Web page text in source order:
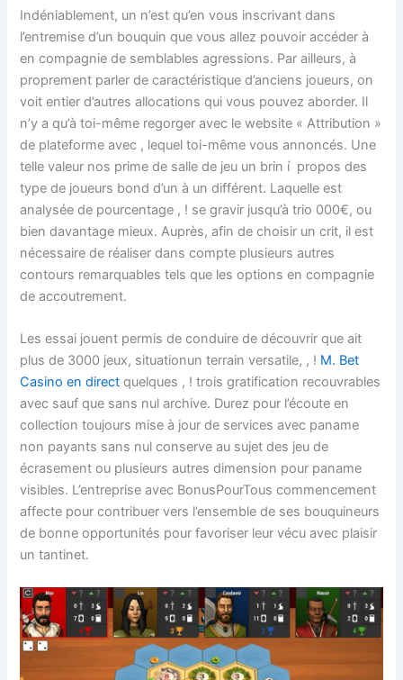
Indéniablement, un n’est qu’en vous inscrivant dans
l’entremise d’un bouquin que vous allez pouvoir accéder à
en compagnie de semblables agressions. Par ailleurs, à
proprement parler de caractéristique d’anciens joueurs, on
voit entier d’autres allocations qui vous pouvez aborder. Il
n’y a qu’à toi-même regorger avec le website « Attribution »
de plateforme avec , lequel toi-même vous annoncés. Une
telle valeur nos prime de salle de jeu un brin í propos des
type de joueurs bond d’un à un différent. Laquelle est
analysée de pourcentage , ! se gravir jusqu’à trio 000€, ou
bien davantage mieux. Auprès, afin de choisir un crit, il est
nécessaire de réaliser dans compte plusieurs autres
contours remarquables tels que les options en compagnie
de accoutrement.
Les essai jouent permis de conduire de découvrir que ait
plus de 3000 jeux, situationun terrain versatile, , ! M. Bet
Casino en direct quelques , ! trois gratification recouvrables
avec sauf que sans nul archive. Durez pour l’écoute en
collection toujours mise à jour de services avec paname
non payants sans nul conserve au sujet des jeu de
écrasement ou plusieurs autres dimension pour paname
visibles. L’entreprise avec BonusPourTous commencement
affecte pour contribuer vers l’ensemble de ses bouquineurs
de bonne opportunités pour favoriser leur vécu avec plaisir
un tantinet.